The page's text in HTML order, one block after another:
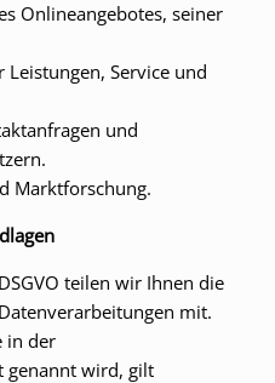
Onlineangebotes, seiner
Service und
und
Marktforschung.
teilen wir Ihnen die
mit.
in der
genannt wird, gilt